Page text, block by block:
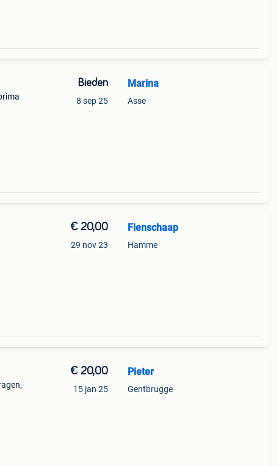
Bieden
8 sep 25
Marina
Asse
€ 20,00
29 nov 23
Fienschaap
Hamme
€ 20,00
15 jan 25
Pieter
Gentbrugge